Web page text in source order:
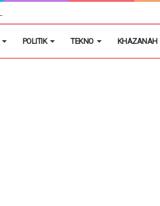
Pencuri Telepon Seluler di Leuwi Limus
POLITIK TEKNO KHAZANAH